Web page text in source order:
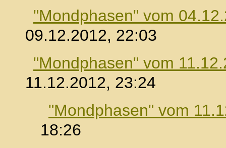
"Mondphasen" vom
09.12.2012, 22:03
"Mondphasen" vom
11.12.2012, 23:24
"Mondphasen" vom
18:26